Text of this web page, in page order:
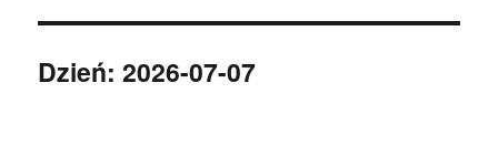
Dzień:2026-07-07